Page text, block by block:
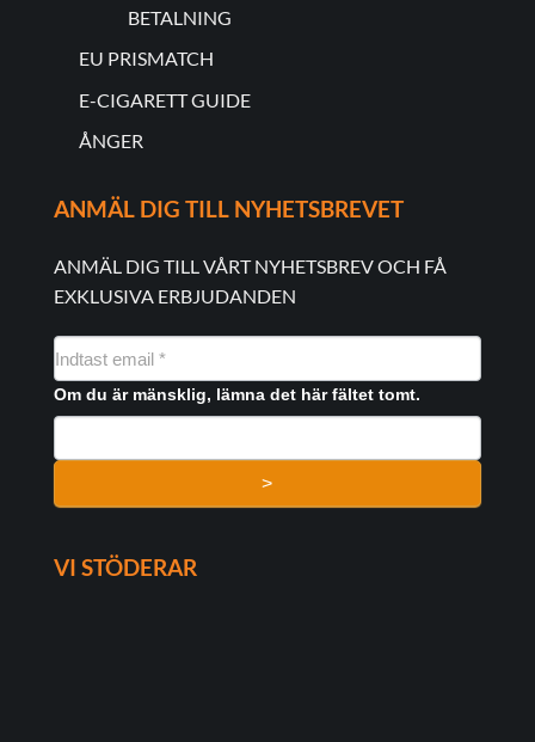
BETALNING
EU PRISMATCH
E-CIGARETT GUIDE
ÅNGER
ANMÄL DIG TILL NYHETSBREVET
ANMÄL DIG TILL VÅRT NYHETSBREV OCH FÅ
EXKLUSIVA ERBJUDANDEN
NYHEDSMAIL
FORMULAR
Om du är mänsklig, lämna det här fältet tomt.
>
VI STÖDERAR